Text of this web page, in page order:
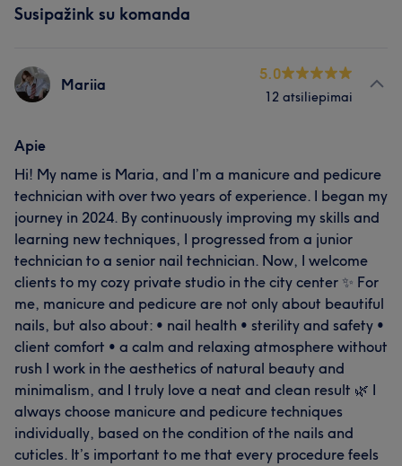
Susipažink su komanda
Mariia
5.0
12 atsiliepimai
Apie
Hi! My name is Maria, and I’m a manicure and pedicure
technician with over two years of experience. I began my
journey in 2024. By continuously improving my skills and
learning new techniques, I progressed from a junior
technician to a senior nail technician. Now, I welcome
clients to my cozy private studio in the city center ✨ For
me, manicure and pedicure are not only about beautiful
nails, but also about: • nail health • sterility and safety •
client comfort • a calm and relaxing atmosphere without
rush I work in the aesthetics of natural beauty and
minimalism, and I truly love a neat and clean result 🌿 I
always choose manicure and pedicure techniques
individually, based on the condition of the nails and
cuticles. It’s important to me that every procedure feels